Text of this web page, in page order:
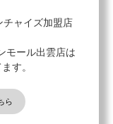
チャイズ加盟店
モール出雲店は
す。
ら